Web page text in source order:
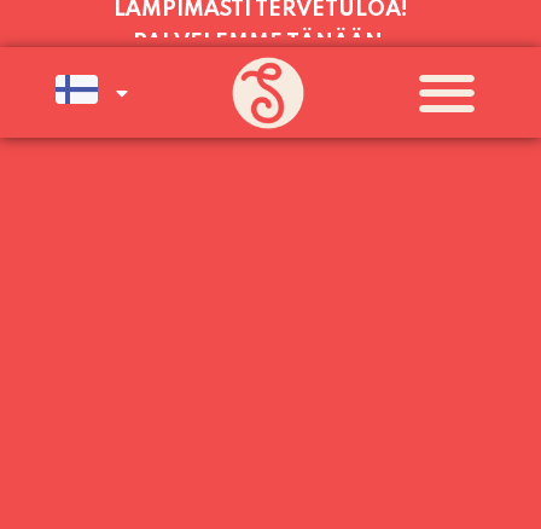
SAAKKA JONKA JÄLKEEN OLEMME
AVOINNA VIIKONLOPPUISIN (PE-
SU) ELOKUUN LOPPUUN ASTI
LÄMPIMÄSTI TERVETULOA!